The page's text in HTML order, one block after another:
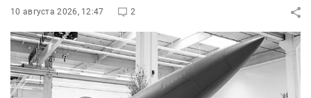
10 августа 2026, 12:47 2